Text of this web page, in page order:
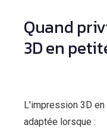
Quand
3D en
L'impression 3D
adaptée lorsque :